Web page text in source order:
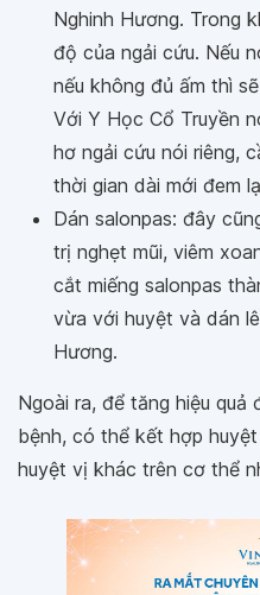
Nghinh Hương. Trong
độ của ngải cứu. Nếu
nếu không đủ ấm thì
Với Y Học Cổ Truyền
hơ ngải cứu nói riêng,
thời gian dài mới đem
Dán salonpas: đây
trị nghẹt mũi, viêm
cắt miếng salonpas
vừa với huyệt và dán
Hương.
Ngoài ra, để tăng hiệu quả
bệnh, có thể kết hợp
huyệt vị khác trên cơ thể